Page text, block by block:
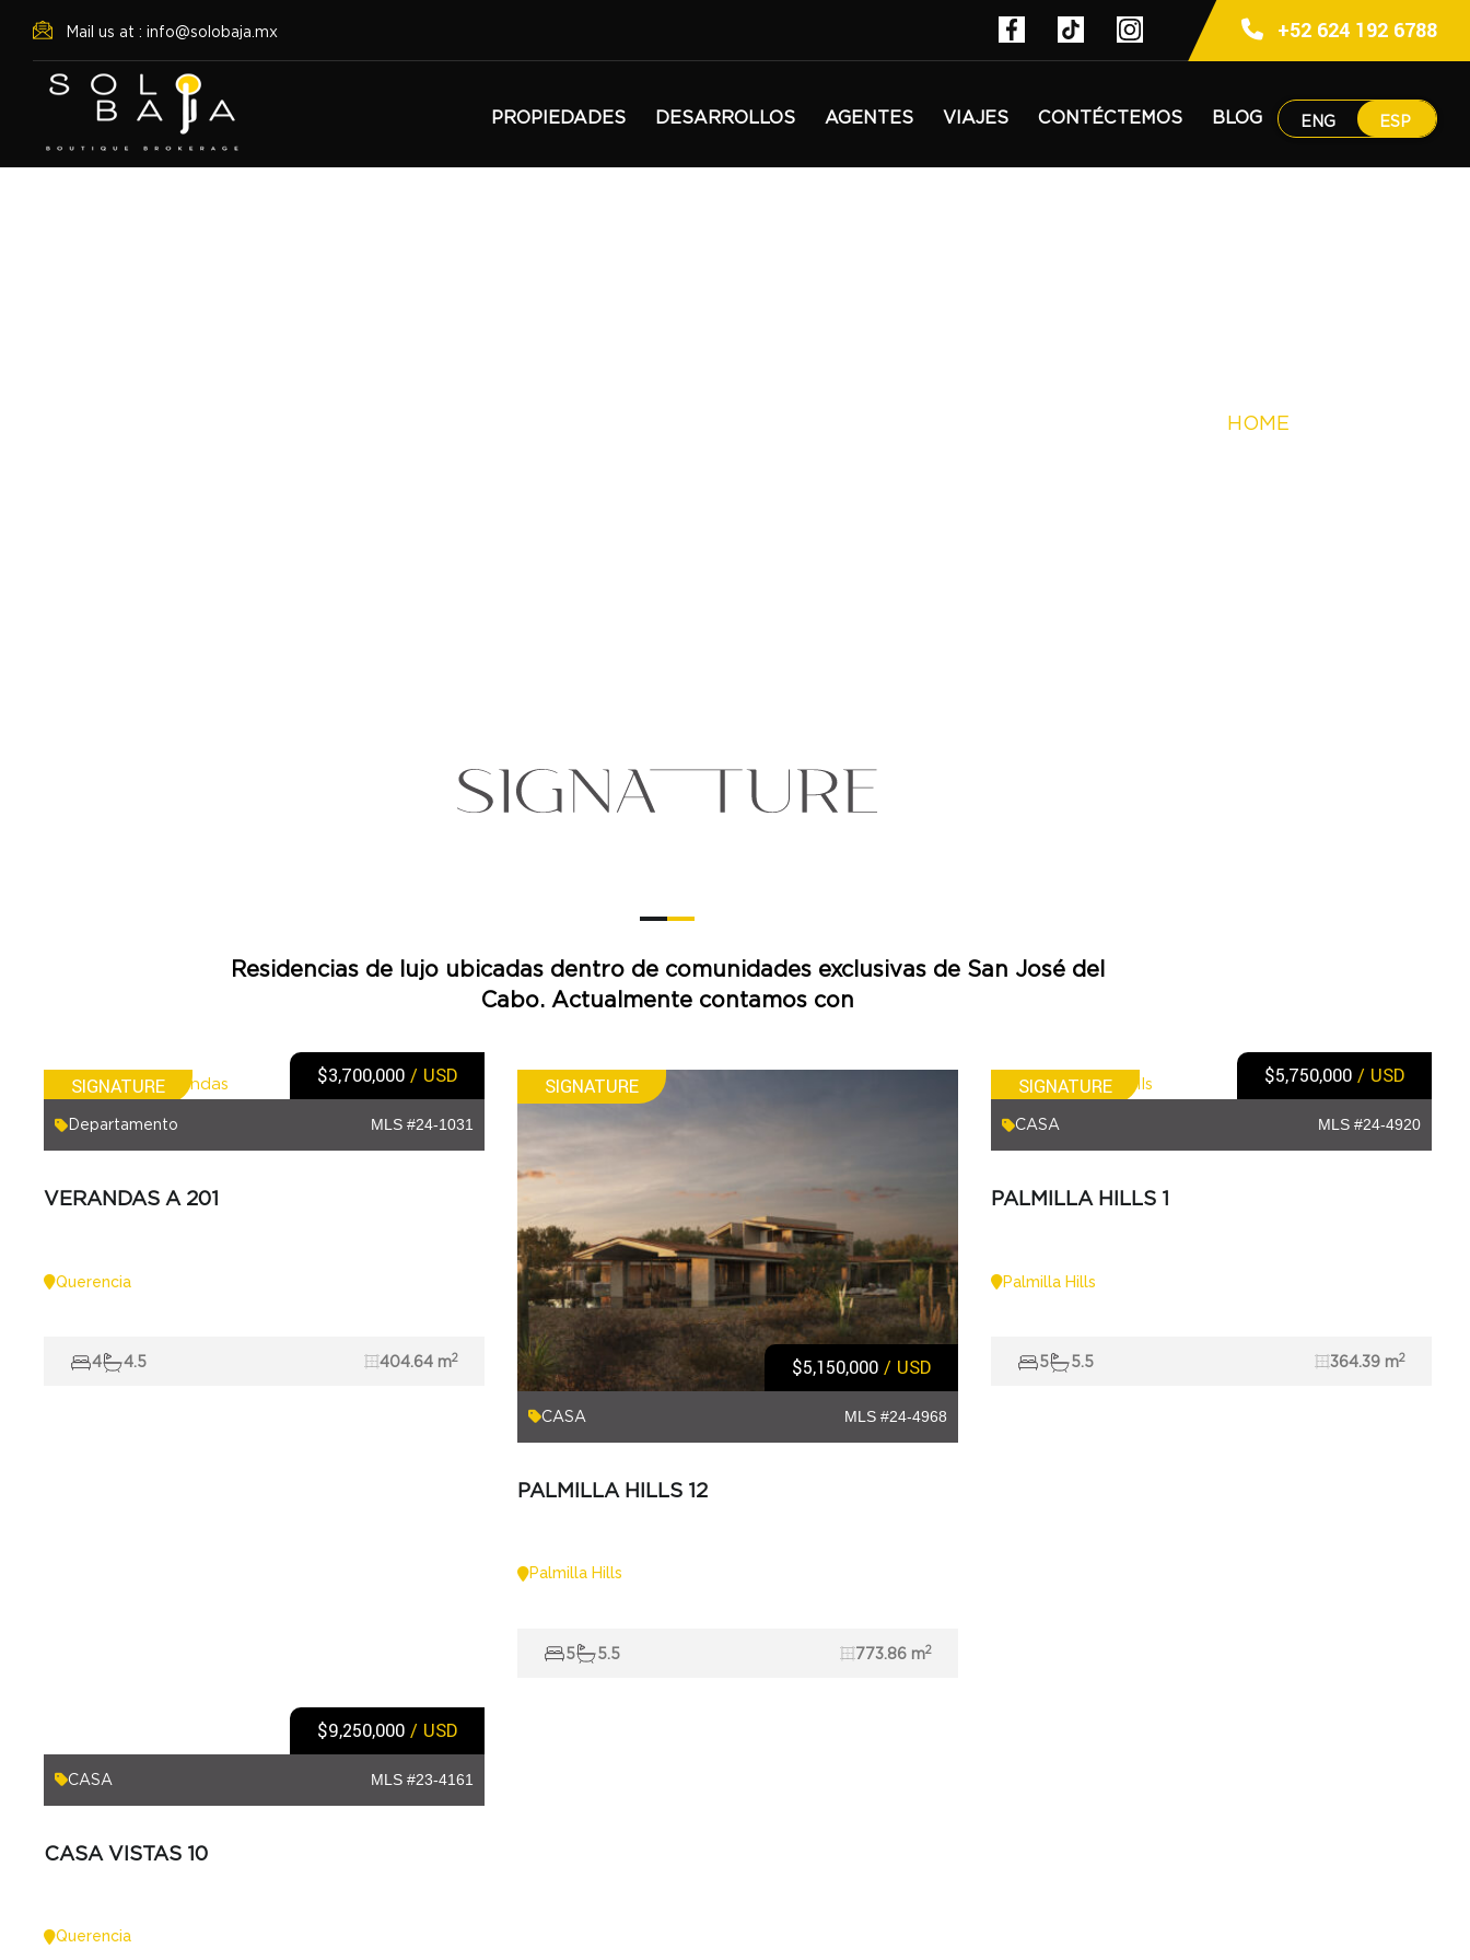
Mail us at : info@solobaja.mx +52 624 192 6788
PROPIEDADES DESARROLLOS AGENTES VIAJES CONTÉCTEMOS BLOG ENG ESP
HOME
Residencias de lujo ubicadas dentro de comunidades exclusivas de San José del
Cabo. Actualmente contamos con
SIGNATURE $3,700,000 / USD
Departamento MLS #24-1031
VERANDAS A 201
Querencia
4 4.5 404.64 m2
SIGNATURE
$5,150,000 / USD
CASA MLS #24-4968
PALMILLA HILLS 12
Palmilla Hills
5 5.5 773.86 m2
SIGNATURE $5,750,000 / USD
CASA MLS #24-4920
PALMILLA HILLS 1
Palmilla Hills
5 5.5 364.39 m2
SIGNATURE
$9,250,000 / USD
CASA MLS #23-4161
CASA VISTAS 10
Querencia